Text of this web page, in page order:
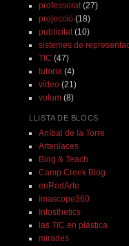
professorat(27)
projecció(18)
publicitat(10)
sistemes de
TIC (47)
tutoria(4)
vídeo(21)
volum(8)
LLISTA DE BLOCS
Aníbal de la Torre
Artenlaces
Blog & Teach
Camp Creek Blog
enRedArte
Imascope360
Infosthetics
las TIC en plástica
mirades